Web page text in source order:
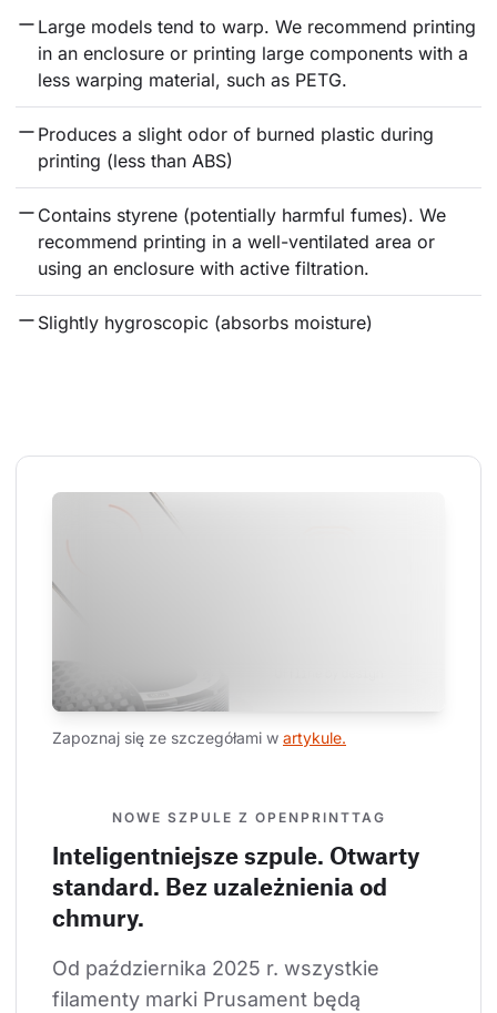
Large models tend to warp. We recommend printing
in an enclosure or printing large components with a
less warping material, such as PETG.
Produces a slight odor of burned plastic during
printing (less than ABS)
Contains styrene (potentially harmful fumes). We
recommend printing in a well-ventilated area or
using an enclosure with active filtration.
Slightly hygroscopic (absorbs moisture)
Zapoznaj się ze szczegółami w artykule.
NOWE SZPULE Z OPENPRINTTAG
Inteligentniejsze szpule. Otwarty
standard. Bez uzależnienia od
chmury.
Od października 2025 r. wszystkie
filamenty marki Prusament będą